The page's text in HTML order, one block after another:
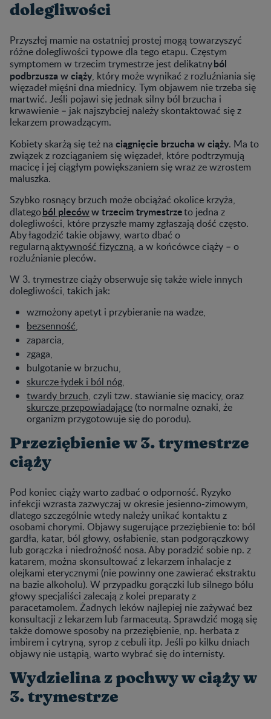
dolegliwości
Przyszłej mamie na ostatniej prostej mogą towarzyszyć
różne dolegliwości typowe dla tego etapu. Częstym
symptomem w trzecim trymestrze jest delikatnyból
podbrzusza w ciąży, który może wynikać z rozluźniania się
więzadeł mięśni dna miednicy. Tym objawem nie trzeba się
martwić. Jeśli pojawi się jednak silny ból brzucha i
krwawienie – jak najszybciej należy skontaktować się z
lekarzem prowadzącym.
Kobiety skarżą się też na ciągnięcie brzucha w ciąży. Ma to
związek z rozciąganiem się więzadeł, które podtrzymują
macicę i jej ciągłym powiększaniem się wraz ze wzrostem
maluszka.
Szybko rosnący brzuch może obciążać okolice krzyża,
dlategoból plecóww trzecim trymestrzeto jedna z
dolegliwości, które przyszłe mamy zgłaszają dość często.
Aby łagodzić takie objawy, warto dbać o
regularnąaktywność fizyczną, a w końcówce ciąży – o
rozluźnianie pleców.
W 3. trymestrze ciąży obserwuje się także wiele innych
dolegliwości, takich jak:
wzmożony apetyt i przybieranie na wadze,
bezsenność,
zaparcia,
zgaga,
bulgotanie w brzuchu,
skurcze łydek i ból nóg,
twardy brzuch, czyli tzw. stawianie się macicy, oraz
skurcze przepowiadające(to normalne oznaki, że
organizm przygotowuje się do porodu).
Przeziębienie w 3. trymestrze
ciąży
Pod koniec ciąży warto zadbać o odporność. Ryzyko
infekcji wzrasta zazwyczaj w okresie jesienno-zimowym,
dlatego szczególnie wtedy należy unikać kontaktu z
osobami chorymi. Objawy sugerujące przeziębienie to: ból
gardła, katar, ból głowy, osłabienie, stan podgorączkowy
lub gorączka i niedrożność nosa. Aby poradzić sobie np. z
katarem, można skonsultować z lekarzem inhalacje z
olejkami eterycznymi (nie powinny one zawierać ekstraktu
na bazie alkoholu). W przypadku gorączki lub silnego bólu
głowy specjaliści zalecają z kolei preparaty z
paracetamolem. Żadnych leków najlepiej nie zażywać bez
konsultacji z lekarzem lub farmaceutą. Sprawdzić mogą się
także domowe sposoby na przeziębienie, np. herbata z
imbirem i cytryną, syrop z cebuli itp. Jeśli po kilku dniach
objawy nie ustąpią, warto wybrać się do internisty.
Wydzielina z pochwy w ciąży w
3. trymestrze